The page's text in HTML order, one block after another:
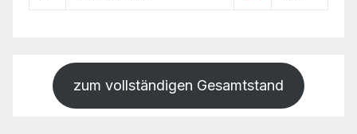
zum vollständigen Gesamtstand